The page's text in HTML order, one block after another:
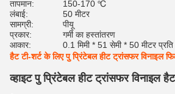
तापमान:
150-170 ℃
लंबाई:
50 मीटर
सामग्री:
पीयू
प्रकार:
गर्मी का हस्तांतरण
आकार:
0.1 मिमी * 51 सेमी * 50 मीटर प्रति
हैट टी-शर्ट के लिए पु प्रिंटेबल हीट ट्रांसफर विनाइल
व्हाइट पु प्रिंटेबल हीट ट्रांसफर विनाइल